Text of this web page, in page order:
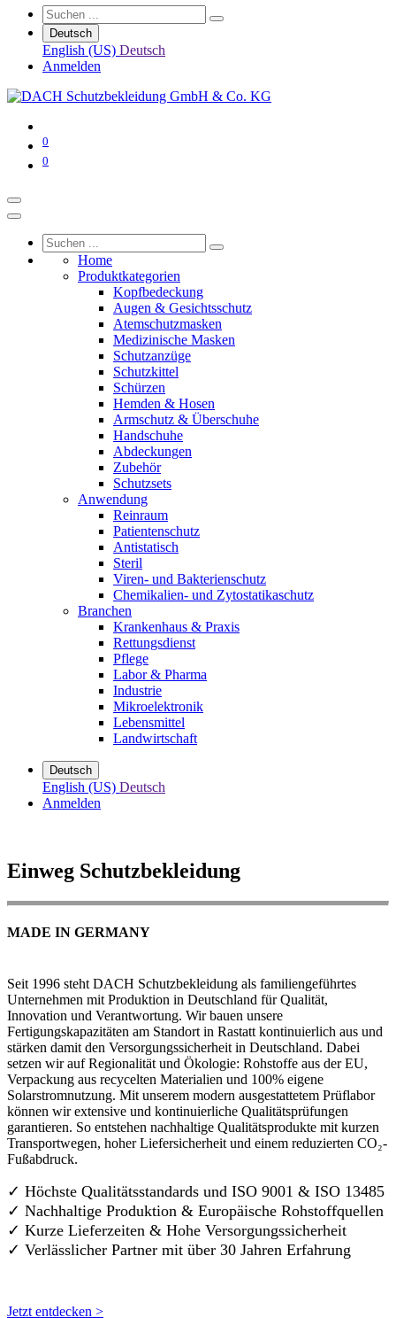
Deutsch
English (US) Deutsch
Anmelden
0
0
Home
Produktkategorien
Kopfbedeckung
Augen & Gesichtsschutz
Atemschutzmasken
Medizinische Masken
Schutzanzüge
Schutzkittel
Schürzen
Hemden & Hosen
Armschutz & Überschuhe
Handschuhe
Abdeckungen
Zubehör
Schutzsets
Anwendung
Reinraum
Patientenschutz
Antistatisch
Steril
Viren- und Bakterienschutz
Chemikalien- und Zytostatikaschutz
Branchen
Krankenhaus & Praxis
Rettungsdienst
Pflege
Labor & Pharma
Industrie
Mikroelektronik
Lebensmittel
Landwirtschaft
Deutsch
English (US) Deutsch
Anmelden
Einweg Schutzbekleidung
MADE IN GERMANY
Seit 1996 steht DACH Schutzbekleidung als familiengeführtes
Unternehmen mit Produktion in Deutschland für Qualität,
Innovation und Verantwortung. Wir bauen unsere
Fertigungskapazitäten am Standort in Rastatt kontinuierlich aus und
stärken damit den Versorgungssicherheit in Deutschland. Dabei
setzen wir auf Regionalität und Ökologie: Rohstoffe aus der EU,
Verpackung aus recycelten Materialien und 100% eigene
Solarstromnutzung. Mit unserem modern ausgestattetem Prüflabor
können wir extensive und kontinuierliche Qualitätsprüfungen
garantieren. So entstehen nachhaltige Qualitätsprodukte mit kurzen
Transportwegen, hoher Liefersicherheit und einem reduzierten CO₂-
Fußabdruck.
✓ Höchste Qualitätsstandards und ISO 9001 & ISO 13485
✓ Nachhaltige Produktion & Europäische Rohstoffquellen
✓ Kurze Lieferzeiten & Hohe Versorgungssicherheit
✓ Verlässlicher Partner mit über 30 Jahren Erfahrung
Jetzt entdecken >